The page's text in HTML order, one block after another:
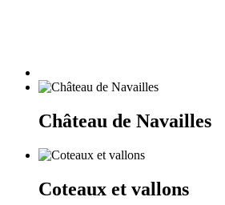
Château de Navailles
Coteaux et vallons